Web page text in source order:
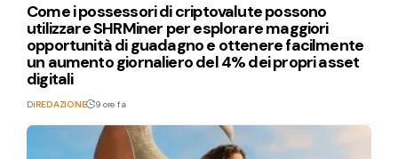
Come i possessori di criptovalute possono
utilizzare SHRMiner per esplorare maggiori
opportunità di guadagno e ottenere facilmente
un aumento giornaliero del 4% dei propri asset
digitali
DiREDAZIONE 9 ore fa